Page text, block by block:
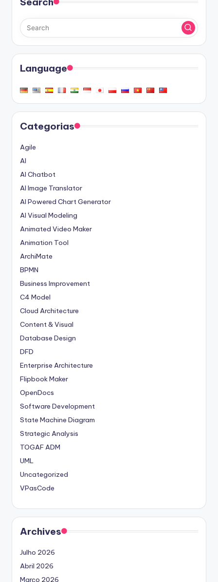
Language
Categorias
Agile
AI
AI Chatbot
AI Image Translator
AI Powered Chart Generator
AI Visual Modeling
Animated Video Maker
Animation Tool
ArchiMate
BPMN
Business Improvement
C4 Model
Cloud Architecture
Content & Visual
Database Design
DFD
Enterprise Architecture
Flipbook Maker
OpenDocs
Software Development
State Machine Diagram
Strategic Analysis
TOGAF ADM
UML
Uncategorized
VPasCode
Archives
Julho 2026
Abril 2026
Março 2026